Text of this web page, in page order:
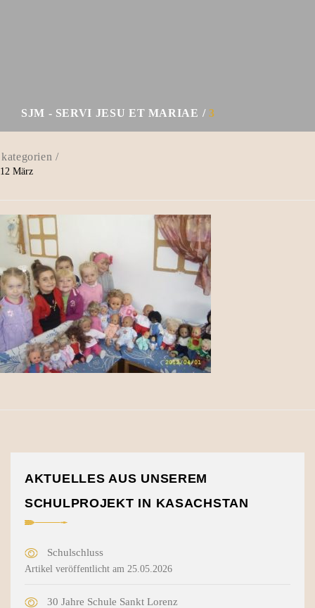
SJM - SERVI JESU ET MARIAE 3
12 März
AKTUELLES AUS UNSEREM
SCHULPROJEKT IN KASACHSTAN
Schulschluss
Artikel veröffentlicht am 25.05.2026
30 Jahre Schule Sankt Lorenz